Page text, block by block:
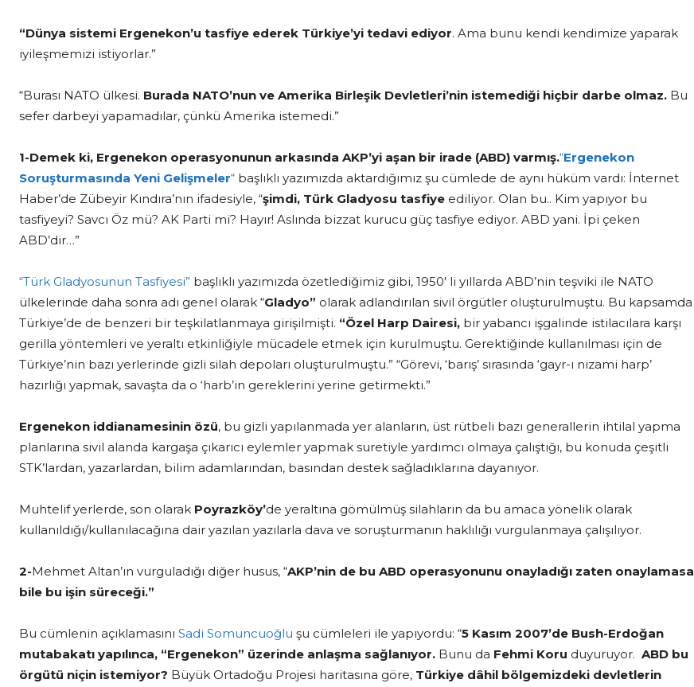
“Dünya sistemi Ergenekon’u tasfiye ederek Türkiye’yi tedavi ediyor. Ama bunu kendi kendimize yaparak
iyileşmemizi istiyorlar.”
“Burası NATO ülkesi. Burada NATO’nun ve Amerika Birleşik Devletleri’nin istemediği hiçbir darbe olmaz. Bu
sefer darbeyi yapamadılar, çünkü Amerika istemedi.”
1-Demek ki, Ergenekon operasyonunun arkasında AKP’yi aşan bir irade (ABD) varmış.“Ergenekon
Soruşturmasında Yeni Gelişmeler“ başlıklı yazımızda aktardığımız şu cümlede de aynı hüküm vardı: İnternet
Haber’de Zübeyir Kındıra’nın ifadesiyle, “şimdi, Türk Gladyosu tasfiye ediliyor. Olan bu.. Kim yapıyor bu
tasfiyeyi? Savcı Öz mü? AK Parti mi? Hayır! Aslında bizzat kurucu güç tasfiye ediyor. ABD yani. İpi çeken
ABD’dir…”
“Türk Gladyosunun Tasfiyesi” başlıklı yazımızda özetlediğimiz gibi, 1950′ li yıllarda ABD’nin teşviki ile NATO
ülkelerinde daha sonra adı genel olarak “Gladyo” olarak adlandırılan sivil örgütler oluşturulmuştu. Bu kapsamda
Türkiye’de de benzeri bir teşkilatlanmaya girişilmişti. “Özel Harp Dairesi, bir yabancı işgalinde istilacılara karşı
gerilla yöntemleri ve yeraltı etkinliğiyle mücadele etmek için kurulmuştu. Gerektiğinde kullanılması için de
Türkiye’nin bazı yerlerinde gizli silah depoları oluşturulmuştu.” “Görevi, ‘barış’ sırasında ‘gayr-ı nizami harp’
hazırlığı yapmak, savaşta da o ‘harb’in gereklerini yerine getirmekti.”
Ergenekon iddianamesinin özü, bu gizli yapılanmada yer alanların, üst rütbeli bazı generallerin ihtilal yapma
planlarına sivil alanda kargaşa çıkarıcı eylemler yapmak suretiyle yardımcı olmaya çalıştığı, bu konuda çeşitli
STK’lardan, yazarlardan, bilim adamlarından, basından destek sağladıklarına dayanıyor.
Muhtelif yerlerde, son olarak Poyrazköy’de yeraltına gömülmüş silahların da bu amaca yönelik olarak
kullanıldığı/kullanılacağına dair yazılan yazılarla dava ve soruşturmanın haklılığı vurgulanmaya çalışılıyor.
2-Mehmet Altan’ın vurguladığı diğer husus, “AKP’nin de bu ABD operasyonunu onayladığı zaten onaylamasa
bile bu işin süreceği.”
Bu cümlenin açıklamasını Sadi Somuncuoğlu şu cümleleri ile yapıyordu: “5 Kasım 2007’de Bush-Erdoğan
mutabakatı yapılınca, “Ergenekon” üzerinde anlaşma sağlanıyor. Bunu da Fehmi Koru duyuruyor. ABD bu
örgütü niçin istemiyor? Büyük Ortadoğu Projesi haritasına göre, Türkiye dâhil bölgemizdeki devletlerin